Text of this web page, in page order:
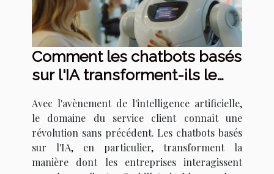
Comment les chatbots basés
sur l'IA transforment-ils le
Avec l'avènement de l'intelligence artificielle,
le domaine du service client connaît une
révolution sans précédent. Les chatbots basés
sur l'IA, en particulier, transforment la
manière dont les entreprises interagissent